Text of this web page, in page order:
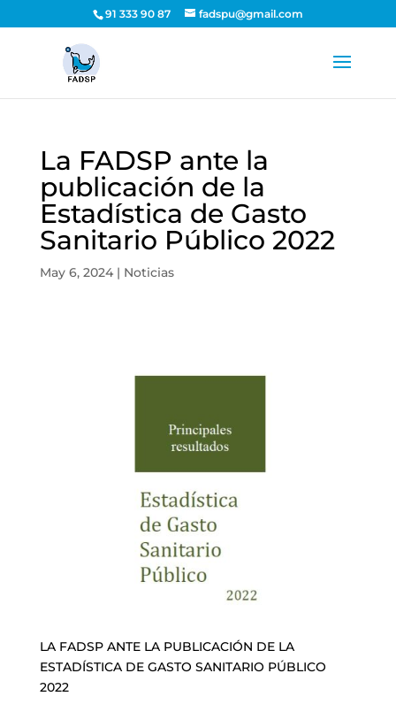
91 333 90 87 fadspu@gmail.com
La FADSP ante la
publicación de la
Estadística de Gasto
Sanitario Público 2022
May 6, 2024| Noticias
LA FADSP ANTE LA PUBLICACIÓN DE LA
ESTADÍSTICA DE GASTO SANITARIO PÚBLICO
2022